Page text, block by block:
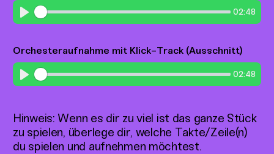
Play
02:48
Orchesteraufnahme mit Klick-Track (Ausschnitt)
Play
02:48
Hinweis: Wenn es dir zu viel ist das ganze Stück
zu spielen, überlege dir, welche Takte/Zeile(n)
du spielen und aufnehmen möchtest.